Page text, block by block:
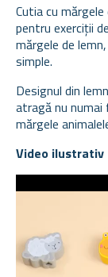
Cutia cu
pentru exerciții
mărgele de
simple.
Designul din
atragă nu numai
mărgele
Video ilustrativ